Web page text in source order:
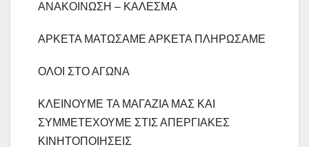
ΑΝΑΚΟΙΝΩΣΗ – ΚΑΛΕΣΜΑ
ΑΡΚΕΤΑ ΜΑΤΩΣΑΜΕ ΑΡΚΕΤΑ ΠΛΗΡΩΣΑΜΕ
ΟΛΟΙ ΣΤΟ ΑΓΩΝΑ
ΚΛΕΙΝΟΥΜΕ ΤΑ ΜΑΓΑΖΙΑ ΜΑΣ ΚΑΙ
ΣΥΜΜΕΤΕΧΟΥΜΕ ΣΤΙΣ ΑΠΕΡΓΙΑΚΕΣ
ΚΙΝΗΤΟΠΟΙΗΣΕΙΣ